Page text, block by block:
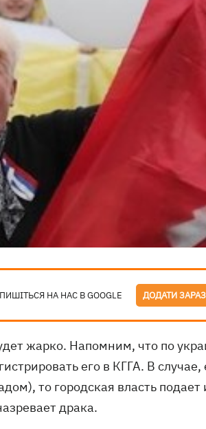
НА НАС В GOOGLE ДОДАТИ ЗАРАЗ
жарко. Напомним, что по
его в КГГА. В
то городская власть
драка.